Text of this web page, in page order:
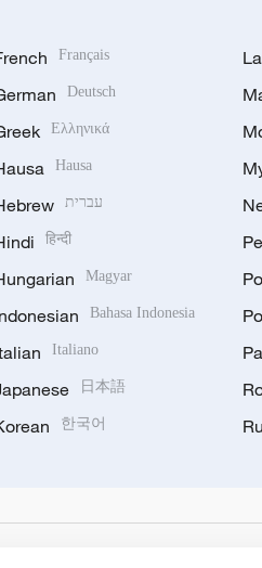
Français
Deutsch
Ελληνικά
Hausa
עברית
हिन्दी
Magyar
Bahasa Indonesia
Italiano
日本語
한국어